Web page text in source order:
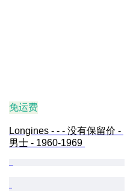
免运费
Longines - - - 没有保留价 -
男士 - 1960-1969